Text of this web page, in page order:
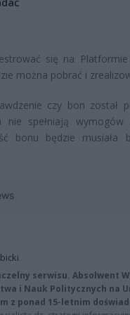
się na Platformie
można pobrać i
czy bon został
nie spełniają
bonu będzie musiała
serwisu. Absolwent
i Nauk Politycznych na
z ponad 15-letnim